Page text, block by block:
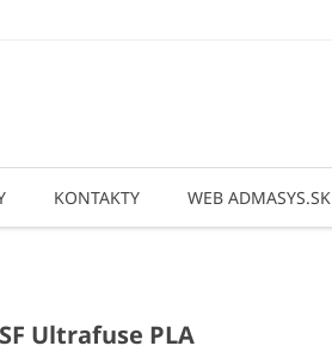
KONTAKTY WEB ADMASYS.SK
Ultrafuse PLA